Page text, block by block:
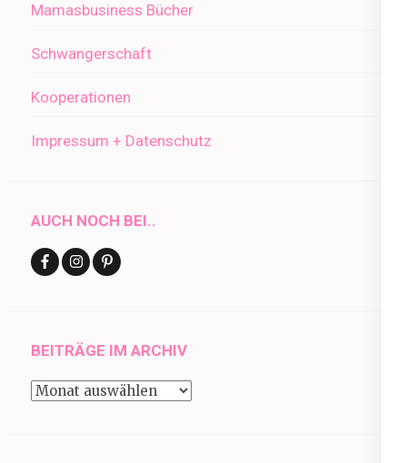
Mamasbusiness Bücher
Schwangerschaft
Kooperationen
Impressum + Datenschutz
AUCH NOCH BEI..
BEITRÄGE IM ARCHIV
Beiträge